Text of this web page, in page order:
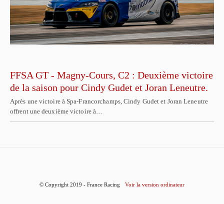
FFSA GT - Magny-Cours, C2 : Deuxième victoire
de la saison pour Cindy Gudet et Joran Leneutre.
Après une victoire à Spa-Francorchamps, Cindy Gudet et Joran Leneutre
offrent une deuxième victoire à…
© Copyright 2019 - France Racing Voir la version ordinateur